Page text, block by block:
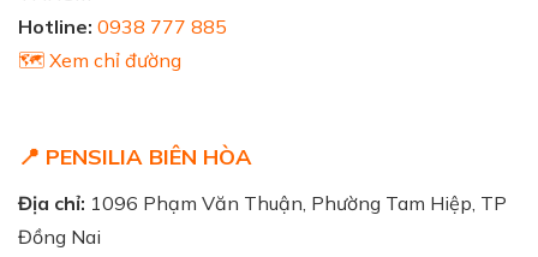
Hotline: 0938 777 885
🗺️ Xem chỉ đường
📍 PENSILIA BIÊN HÒA
Địa chỉ: 1096 Phạm Văn Thuận, Phường Tam Hiệp, TP
Đồng Nai